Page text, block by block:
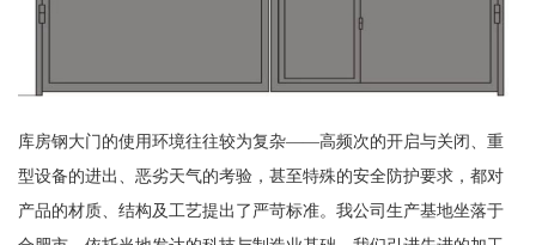
库房钢大门的使用环境往往较为复杂——高频次的开启与关闭、重
型设备的进出、恶劣天气的考验，甚至特殊的安全防护要求，都对
产品的材质、结构及工艺提出了严苛标准。我公司生产基地坐落于